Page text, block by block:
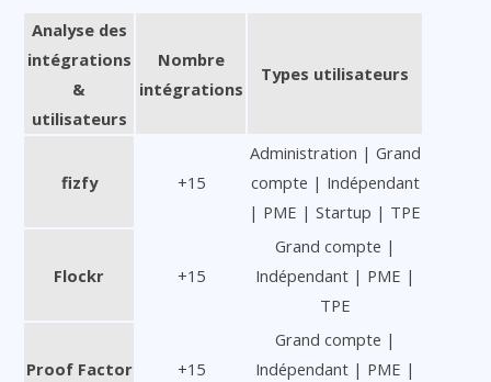
Analyse des
intégrations
&
utilisateurs
Nombre
intégrations
Types utilisateurs
fizfy +15
Administration | Grand
compte | Indépendant
| PME | Startup | TPE
Flockr +15
Grand compte |
Indépendant | PME |
TPE
Proof Factor +15
Grand compte |
Indépendant | PME |